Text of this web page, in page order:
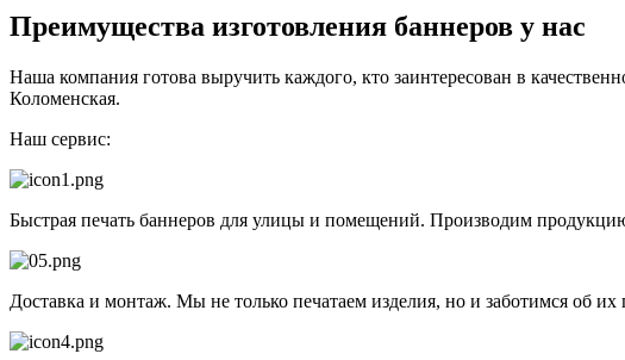
Преимущества изготовления баннеров у нас
Наша компания готова выручить каждого, кто заинтересован в
Коломенская.
Наш сервис:
Быстрая печать баннеров для улицы и помещений. Производим
Доставка и монтаж. Мы не только печатаем изделия, но и заботимся об их